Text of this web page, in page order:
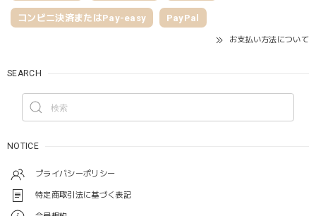
コンビニ決済またはPay-easy PayPal
お支払い方法について
SEARCH
NOTICE
プライバシーポリシー
特定商取引法に基づく表記